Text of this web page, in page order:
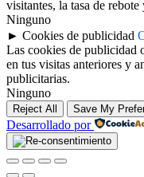
visitantes, la tasa de
Ninguno
► Cookies de publicidad
Las cookies de publicidad
en tus visitas anteriores y
publicitarias.
Ninguno
Reject All Save My
Desarrollado por